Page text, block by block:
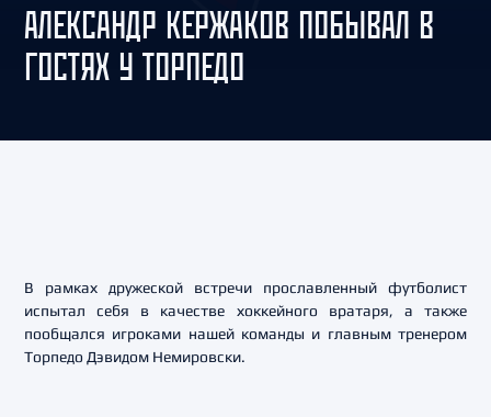
АЛЕКСАНДР КЕРЖАКОВ ПОБЫВАЛ В
ГОСТЯХ У ТОРПЕДО
В рамках дружеской встречи прославленный футболист
испытал себя в качестве хоккейного вратаря, а также
пообщался игроками нашей команды и главным тренером
Торпедо Дэвидом Немировски.